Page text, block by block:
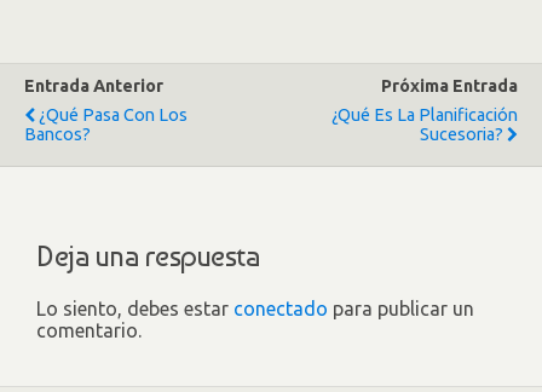
Entrada Anterior
¿Qué Pasa Con Los
Bancos?
Próxima Entrada
¿Qué Es La Planificación
Sucesoria?
Deja una respuesta
Lo siento, debes estar conectado para publicar un
comentario.